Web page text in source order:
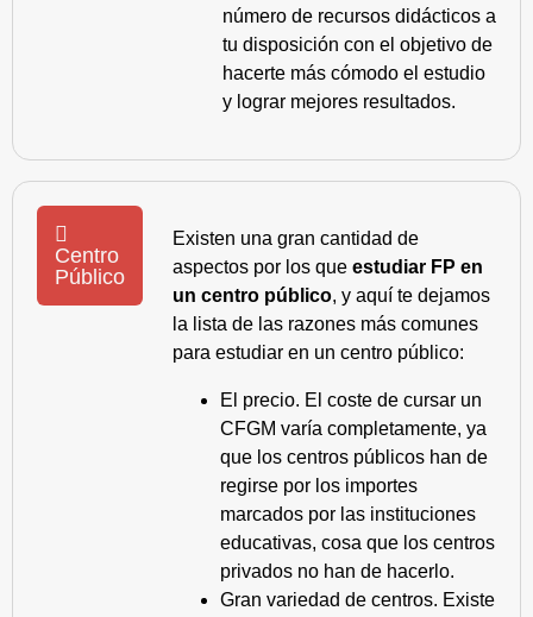
número de recursos didácticos a
tu disposición con el objetivo de
hacerte más cómodo el estudio
y lograr mejores resultados.
Centro
Público
Existen una gran cantidad de
aspectos por los que estudiar FP en
un centro público, y aquí te dejamos
la lista de las razones más comunes
para estudiar en un centro público:
El precio. El coste de cursar un
CFGM varía completamente, ya
que los centros públicos han de
regirse por los importes
marcados por las instituciones
educativas, cosa que los centros
privados no han de hacerlo.
Gran variedad de centros. Existe